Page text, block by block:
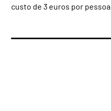
custo de 3 euros por pessoa.